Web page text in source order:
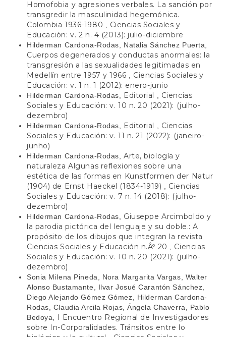
Homofobia y agresiones verbales. La sanción por
transgredir la masculinidad hegemónica.
Colombia 1936-1980 , Ciencias Sociales y
Educación: v. 2 n. 4 (2013): julio-diciembre
Hilderman Cardona-Rodas, Natalia Sánchez Puerta,
Cuerpos degenerados y conductas anormales: la
transgresión a las sexualidades legitimadas en
Medellín entre 1957 y 1966 , Ciencias Sociales y
Educación: v. 1 n. 1 (2012): enero-junio
Hilderman Cardona-Rodas, Editorial , Ciencias
Sociales y Educación: v. 10 n. 20 (2021): (julho-
dezembro)
Hilderman Cardona-Rodas, Editorial , Ciencias
Sociales y Educación: v. 11 n. 21 (2022): (janeiro-
junho)
Hilderman Cardona-Rodas, Arte, biología y
naturaleza Algunas reflexiones sobre una
estética de las formas en Kunstformen der Natur
(1904) de Ernst Haeckel (1834-1919) , Ciencias
Sociales y Educación: v. 7 n. 14 (2018): (julho-
dezembro)
Hilderman Cardona-Rodas, Giuseppe Arcimboldo y
la parodia pictórica del lenguaje y su doble.: A
propósito de los dibujos que integran la revista
Ciencias Sociales y Educación n.Âº 20 , Ciencias
Sociales y Educación: v. 10 n. 20 (2021): (julho-
dezembro)
Sonia Milena Pineda, Nora Margarita Vargas, Walter
Alonso Bustamante, Ilvar Josué Carantón Sánchez,
Diego Alejando Gómez Gómez, Hilderman Cardona-
Rodas, Claudia Arcila Rojas, Ángela Chaverra, Pablo
Bedoya,
I Encuentro Regional de Investigadores
sobre In-Corporalidades. Tránsitos entre lo